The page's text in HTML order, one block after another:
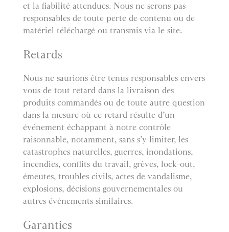
et la fiabilité attendues. Nous ne serons pas
responsables de toute perte de contenu ou de
matériel téléchargé ou transmis via le site.
Retards
Nous ne saurions être tenus responsables envers
vous de tout retard dans la livraison des
produits commandés ou de toute autre question
dans la mesure où ce retard résulte d’un
événement échappant à notre contrôle
raisonnable, notamment, sans s’y limiter, les
catastrophes naturelles, guerres, inondations,
incendies, conflits du travail, grèves, lock-out,
émeutes, troubles civils, actes de vandalisme,
explosions, décisions gouvernementales ou
autres événements similaires.
Garanties